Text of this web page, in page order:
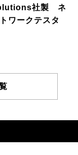
社製 ネ
ワークテスタ